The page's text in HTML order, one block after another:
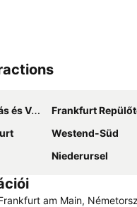
Vásár Frankfurt
Westend-Süd
Niederursel
am Main,